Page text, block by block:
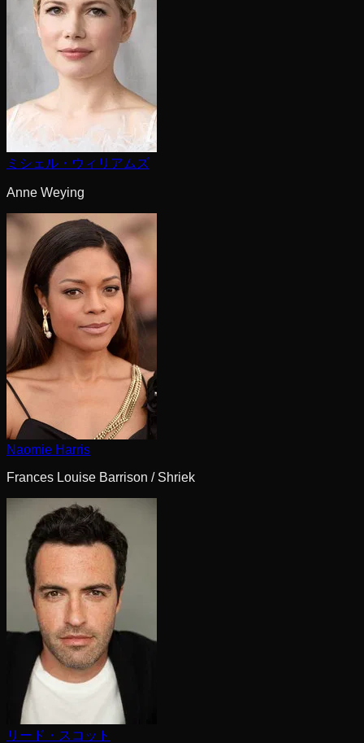
ミシェル・ウィリアムズ
Anne Weying
Naomie Harris
Frances Louise Barrison / Shriek
リード・スコット